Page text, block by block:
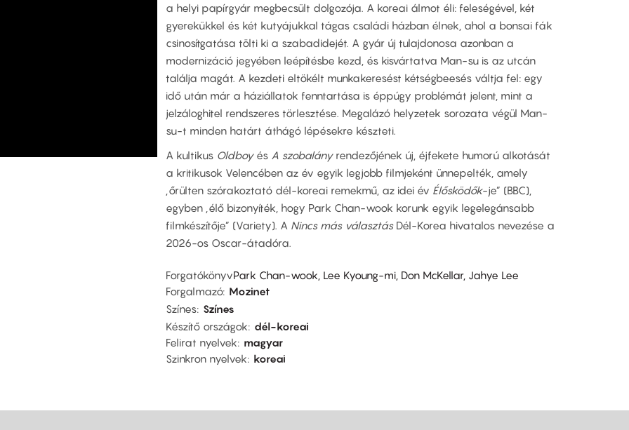
a helyi papírgyár megbecsült dolgozója. A koreai álmot éli: feleségével, két
gyerekükkel és két kutyájukkal tágas családi házban élnek, ahol a bonsai fák
csinosítgatása tölti ki a szabadidejét. A gyár új tulajdonosa azonban a
modernizáció jegyében leépítésbe kezd, és kisvártatva Man-su is az utcán
találja magát. A kezdeti eltökélt munkakeresést kétségbeesés váltja fel: egy
idő után már a háziállatok fenntartása is éppúgy problémát jelent, mint a
jelzáloghitel rendszeres törlesztése. Megalázó helyzetek sorozata végül Man-
su-t minden határt áthágó lépésekre készteti.
A kultikus Oldboy és A szobalány rendezőjének új, éjfekete humorú alkotását
a kritikusok Velencében az év egyik legjobb filmjeként ünnepelték, amely
„őrülten szórakoztató dél-koreai remekmű, az idei év Élősködők-je” (BBC),
egyben „élő bizonyíték, hogy Park Chan-wook korunk egyik legelegánsabb
filmkészítője” (Variety). A Nincs más választás Dél-Korea hivatalos nevezése a
2026-os Oscar-átadóra.
ForgatókönyvPark Chan-wook, Lee Kyoung-mi, Don McKellar, Jahye Lee
Forgalmazó Mozinet
Színes Színes
Készítő országok
dél-koreai
Felirat nyelvek
magyar
Szinkron nyelvek
koreai